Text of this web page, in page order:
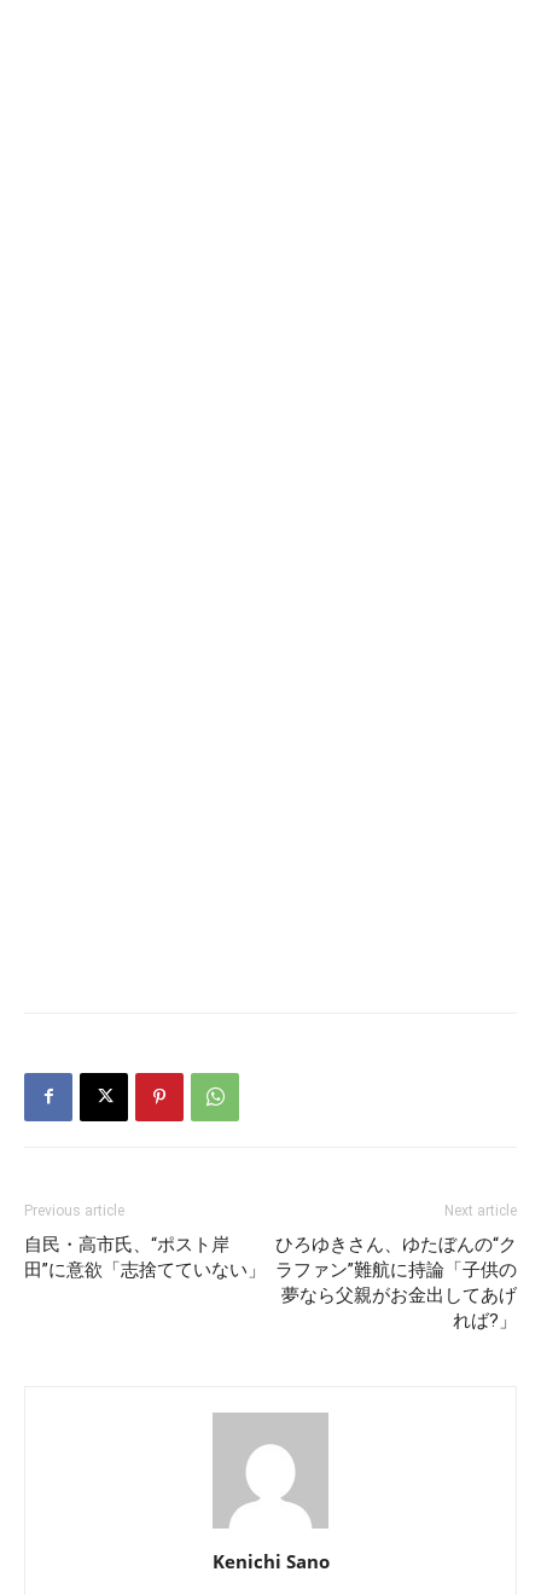
Previous article
自民・高市氏、“ポスト岸
田”に意欲「志捨てていない」
Next article
ひろゆきさん、ゆたぼんの“ク
ラファン”難航に持論「子供の
夢なら父親がお金出してあげ
れば?」
Kenichi Sano